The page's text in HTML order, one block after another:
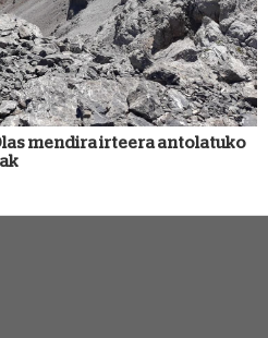
mendira irteera antolatuko